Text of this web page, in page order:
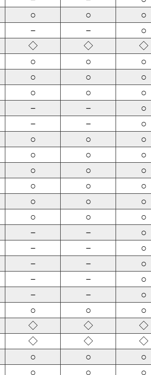
○ ○ ○
－ － ○
◇ ◇ ◇
○ ○ ○
○ ○ ○
○ ○ ○
－ － ○
－ － ○
○ ○ ○
○ ○ ○
○ ○ ○
○ ○ ○
○ ○ ○
○ ○ ○
－ － ○
－ － ○
－ － ○
－ － ○
－ － ○
○ ○ ○
◇ ◇ ◇
◇ ◇ ◇
○ ○ ○
○ ○ ○